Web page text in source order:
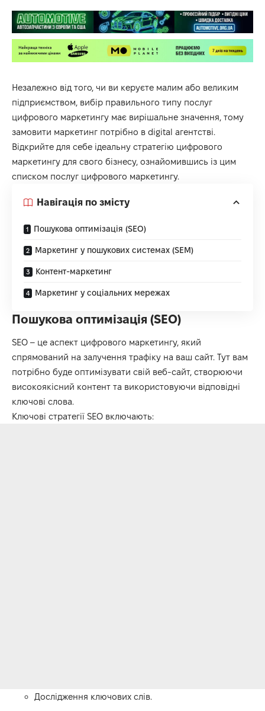
Незалежно від того, чи ви керуєте малим або великим
підприємством, вибір правильного типу послуг
цифрового маркетингу має вирішальне значення, тому
замовити маркетинг потрібно в digital агентстві.
Відкрийте для себе ідеальну стратегію цифрового
маркетингу для свого бізнесу, ознайомившись із цим
списком послуг цифрового маркетингу.
Навігація по змісту
Пошукова оптимізація (SEO)
Маркетинг у пошукових системах (SEM)
Контент-маркетинг
Маркетинг у соціальних мережах
Пошукова оптимізація (SEO)
SEO – це аспект цифрового маркетингу, який
спрямований на залучення трафіку на ваш сайт. Тут вам
потрібно буде оптимізувати свій веб-сайт, створюючи
високоякісний контент та використовуючи відповідні
ключові слова.
Ключові стратегії SEO включають:
Дослідження ключових слів.